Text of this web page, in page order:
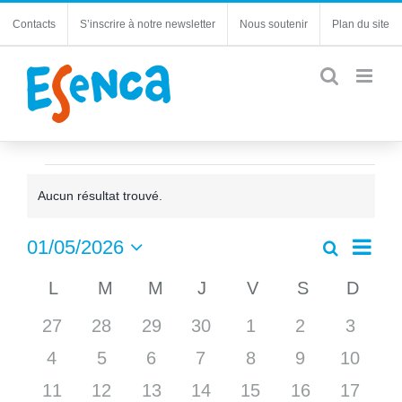
Contacts S’inscrire à notre newsletter Nous soutenir Plan du site
Aucun résultat trouvé.
vues
Recherche
Mois
01/05/2026
une
Calendrier
Évènements
LLUNDI
M MARDI
M MERCREDI
J JEUDI
V VENDREDI
SSAMEDI
D
0
évènements
27
0
évènements
28
0
évènements
29
0
évènements
30
0
évènements
1
0
évènements
2
0
3
0
évènements
4
0
évènements
5
0
évènements
6
0
évènements
7
0
évènements
8
0
évènements
9
0
10
0
11
0
12
0
13
0
14
0
15
0
16
0
17